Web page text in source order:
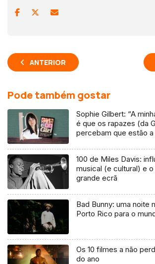
ANTERIOR
Pode também gostar
Sophie Gilbert: “A
é que os rapazes (da
percebam que estão
100 de Miles Davis:
musical (e cultural) e
grande ecrã
Bad Bunny: uma noite
Porto Rico para o
Os 10 filmes a não
do ano